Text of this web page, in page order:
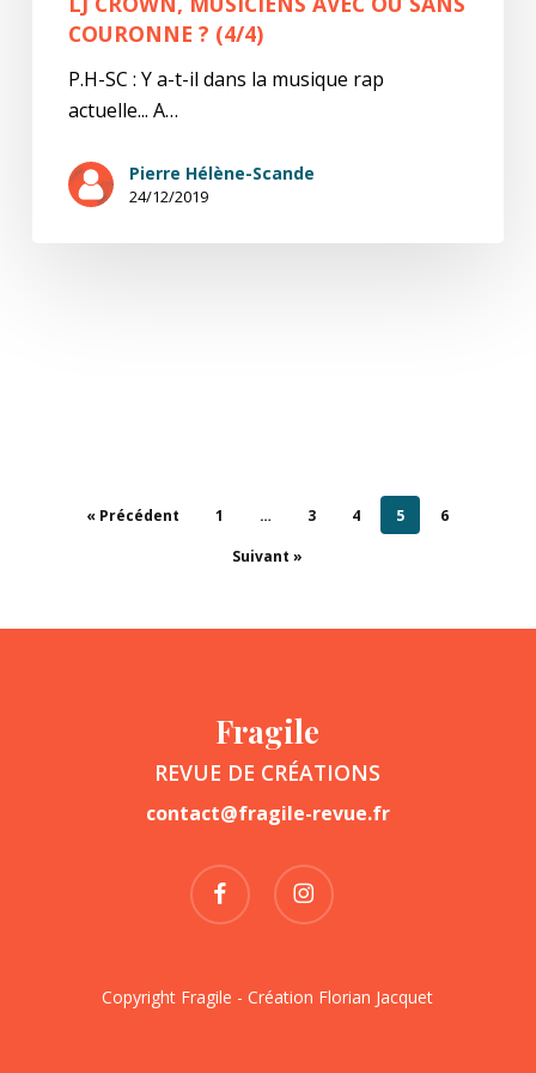
COURONNE ? (4/4)
P.H-SC : Y a-t-il dans la musique rap
actuelle... A…
Pierre Hélène-Scande
24/12/2019
« Précédent 1 … 3 4 5
6
Suivant »
Fragile
REVUE DE CRÉATIONS
contact@fragile-revue.fr
facebook instagram
Copyright Fragile - Création Florian Jacquet